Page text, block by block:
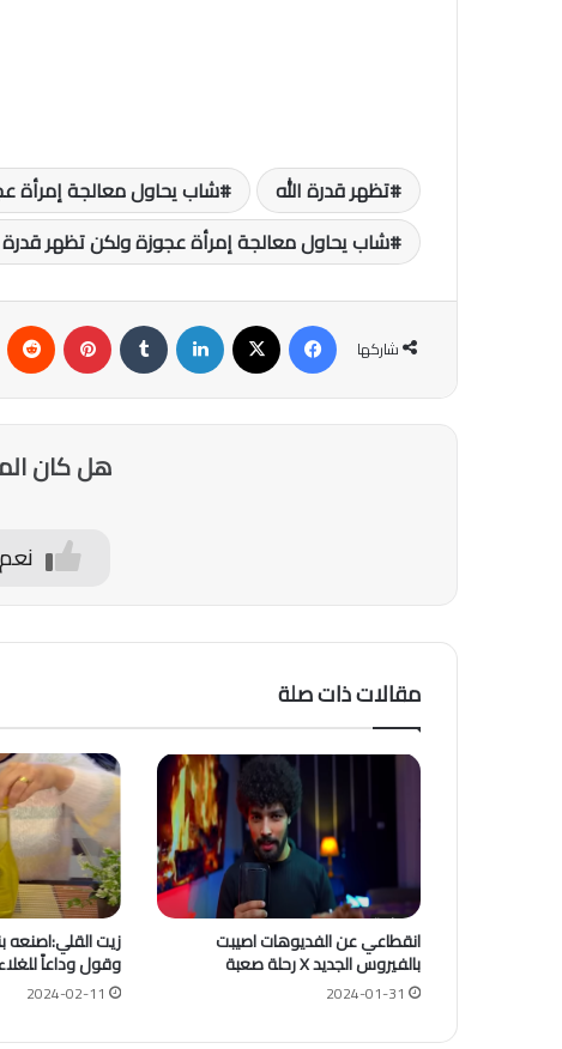
تظهر قدرة الله
شاب يحاول معالجة إمرأة
شاب يحاول معالجة إمرأة عجوزة ولكن تظهر قدرة
شاركها
هل كان
نعم
مقالات ذات صلة
انقطاعي عن الفديوهات اصيبت
بالفيروس الجديد X رحلة صعبة
2024-01-31
زيت
وقول وداعاً
2024-02-11